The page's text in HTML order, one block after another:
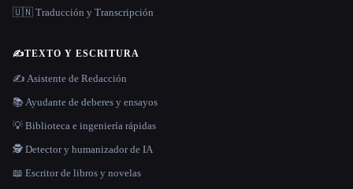
🇺🇳 Traducción y Transcripción
✍️TEXTO Y ESCRITURA
✍️ Asistente de Redacción
📚 Ayudante de deberes y ensayos
💡 Biblioteca e ingeniería rápidas
🕵️ Detector y humanizador de IA
📖 Escritor de libros y novelas